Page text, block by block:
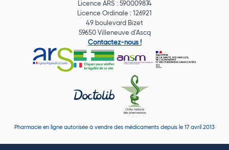
Licence ARS : 590009874
Licence Ordinale : 126921
49 boulevard Bizet
59650 Villeneuve d'Ascq
Contactez-nous !
Pharmacie en ligne autorisée à vendre des médicaments depuis le 17 avril 2013